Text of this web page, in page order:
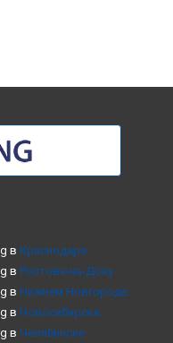
в Краснодаре
в Ростове-на-Дону
в Нижнем Новгороде
в Новосибирске
в Челябинске